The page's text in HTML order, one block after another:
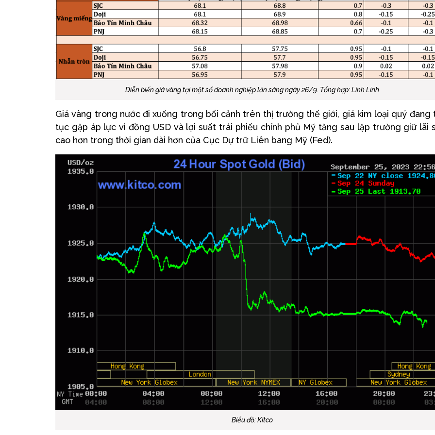
Diễn biến giá vàng tại một số doanh nghiệp lớn sáng ngày 26/9. Tổng hợp: Linh Linh
Giá vàng trong nước đi xuống trong bối cảnh trên thị trường thế giới, giá kim loại quý đang
tục gặp áp lực vì đồng USD và lợi suất trái phiếu chính phủ Mỹ tăng sau lập trường giữ lãi
cao hơn trong thời gian dài hơn của Cục Dự trữ Liên bang Mỹ (Fed).
Biểu đồ: Kitco